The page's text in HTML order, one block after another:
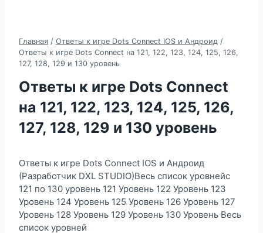
Главная / Ответы к игре Dots Connect IOS и Андроид /
Ответы к игре Dots Connect на 121, 122, 123, 124, 125, 126,
127, 128, 129 и 130 уровень
Ответы к игре Dots Connect
на 121, 122, 123, 124, 125, 126,
127, 128, 129 и 130 уровень
Ответы к игре Dots Connect IOS и Андроид
(Разработчик DXL STUDIO)Весь список уровнейс
121 по 130 уровень 121 Уровень 122 Уровень 123
Уровень 124 Уровень 125 Уровень 126 Уровень 127
Уровень 128 Уровень 129 Уровень 130 Уровень Весь
список уровней